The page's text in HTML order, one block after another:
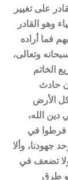
على تغيير
وهو القادر
فما أراده
وتعالى،
الخاتم
حادث
الأرض
دين الله،
فرطوا في
جهودنا، وألا
ولا تضعف في
طرق